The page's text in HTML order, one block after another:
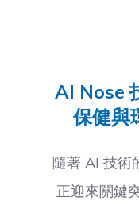
AI Nose
保健與
隨著 AI 技術
正迎來關鍵